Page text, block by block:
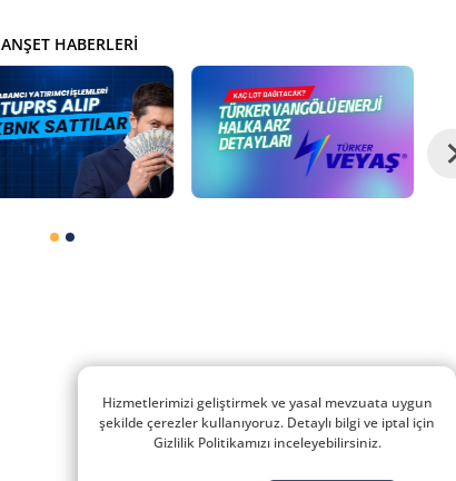
HABERLERI
Hizmetlerimizi geliştirmek ve yasal mevzuata uygun
şekilde çerezler kullanıyoruz. Detaylı bilgi ve iptal için
Gizlilik Politikamızı inceleyebilirsiniz.